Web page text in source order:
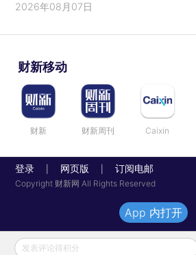
2026年08月07日
财新移动
财新 财新周刊 Caixin
登录 网页版 订阅电邮
Copyright 财新网 All Rights Reserved
发表评论得积分
App 内打开